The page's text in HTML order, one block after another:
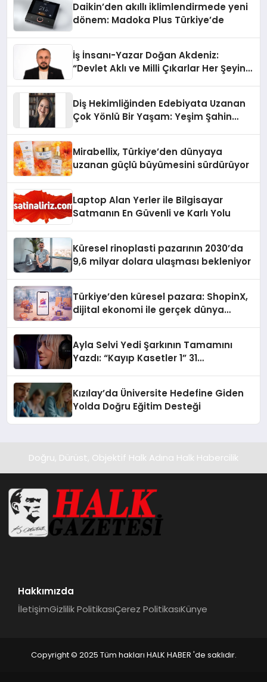
Daikin’den akıllı iklimlendirmede yeni
dönem: Madoka Plus Türkiye’de
İş İnsanı-Yazar Doğan Akdeniz:
“Devlet Aklı ve Milli Çıkarlar Her Şeyin
Diş Hekimliğinden Edebiyata Uzanan
Çok Yönlü Bir Yaşam: Yeşim Şahin
Mirabellix, Türkiye’den dünyaya
uzanan güçlü büyümesini sürdürüyor
Laptop Alan Yerler ile Bilgisayar
Satmanın En Güvenli ve Karlı Yolu
Küresel rinoplasti pazarının 2030’da
9,6 milyar dolara ulaşması bekleniyor
Türkiye’den küresel pazara: ShopinX,
dijital ekonomi ile gerçek dünya
Ayla Selvi Yedi Şarkının Tamamını
Yazdı: “Kayıp Kasetler 1” 31
Kızılay’da Üniversite Hedefine Giden
Yolda Doğru Eğitim Desteği
Doğru, Dürüst, Objektif Halk Adına Halk Habercilik
Hakkımızda
İletişimGizlilik PolitikasıÇerez PolitikasıKünye
Copyright © 2025 Tüm hakları HALK HABER 'de saklıdır.